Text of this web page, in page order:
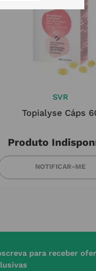
SVR
Topialyse Cáps
Produto
NOTIFICAR-ME
para receber